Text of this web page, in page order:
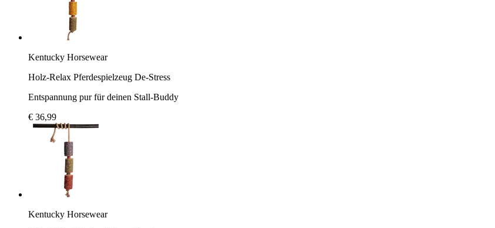
Kentucky Horsewear
Holz-Relax Pferdespielzeug De-Stress
Entspannung pur für deinen Stall-Buddy
€ 36,99
Kentucky Horsewear